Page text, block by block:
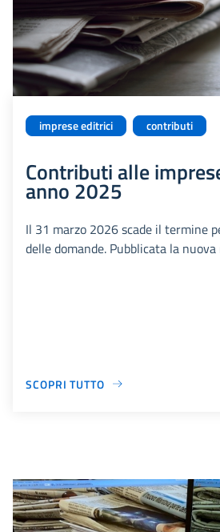
imprese editrici contributi
Contributi alle
anno 2025
Il 31 marzo 2026 scade il termine
delle domande. Pubblicata la
SCOPRI TUTTO